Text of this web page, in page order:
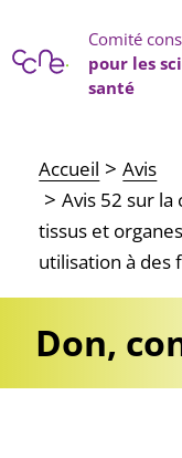
Comité
pour les
santé
Main
Accueil
Avis
Avis 52 sur
tissus et
utilisation à des
Don,